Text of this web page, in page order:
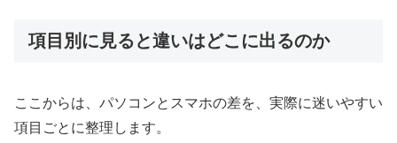
項目別に見ると違いはどこに出るのか
ここからは、パソコンとスマホの差を、実際に迷いやすい
項目ごとに整理します。